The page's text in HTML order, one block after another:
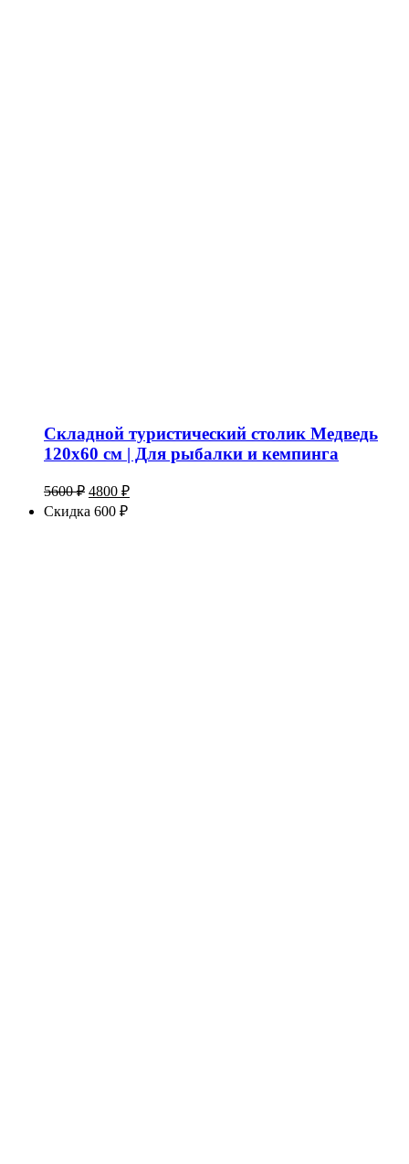
Складной туристический столик Медведь
120х60 см | Для рыбалки и кемпинга
5600₽ Первоначальная
цена
составляла
4800 ₽Текущая
Скидка 600 ₽